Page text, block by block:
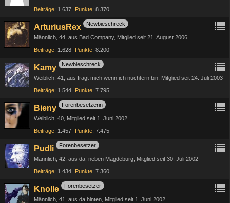
Beiträge 1.637 Punkte 8.370
ArturiusRex Newbieschreck
Männlich 44 aus Bad Company Mitglied seit 21. August 2006
Beiträge 1.628 Punkte 8.200
Kamy Newbieschreck
Weiblich 41 aus fragt mich wenn ich nüchtern bin Mitglied seit 24. Juli 2003
Beiträge 1.544 Punkte 7.795
Bieny Forenbesetzerin
Weiblich 40 Mitglied seit 1. Juni 2002
Beiträge 1.457 Punkte 7.475
Pudli Forenbesetzer
Männlich 42 aus da! neben Magdeburg Mitglied seit 30. Juli 2002
Beiträge 1.434 Punkte 7.360
Knolle Forenbesetzer
Männlich 41 aus da hinten Mitglied seit 1. Juni 2002